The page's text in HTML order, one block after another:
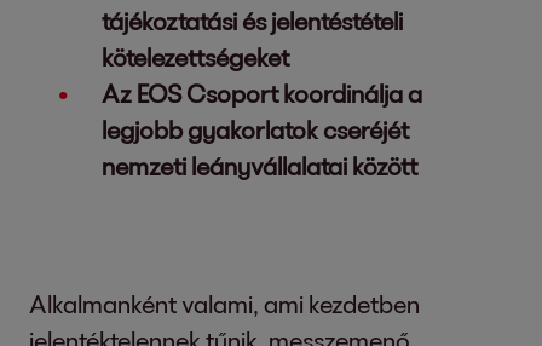
tájékoztatási és jelentéstételi
kötelezettségeket
Az EOS Csoport koordinálja a
legjobb gyakorlatok cseréjét
nemzeti leányvállalatai között
Alkalmanként valami, ami kezdetben
jelentéktelennek tűnik, messzemenő